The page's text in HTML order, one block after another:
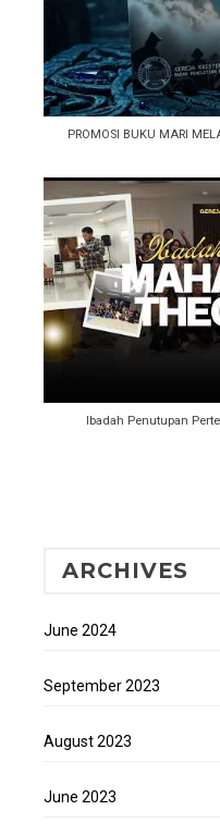
PROMOSI BUKU MARI
Ibadah Penutupan
ARCHIVES
June 2024
September 2023
August 2023
June 2023